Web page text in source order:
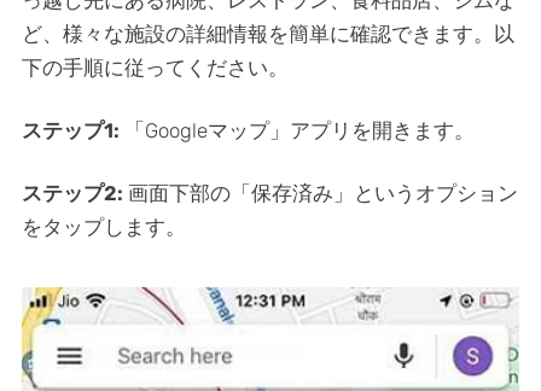
ど、様々な施設の詳細情報を簡単に確認できます。以
下の手順に従ってください。
ステップ1: 「Googleマップ」アプリを開きます。
ステップ2: 画面下部の「保存済み」というオプション
をタップします。